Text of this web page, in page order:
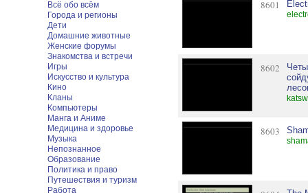
Всё обо всём
Города и регионы
Дети
Домашние животные
Женские форумы
Знакомства и встречи
Игры
Искусство и культура
Кино
Кланы
Компьютеры
Манга и Аниме
Медицина и здоровье
Музыка
Непознанное
Образование
Политика и право
Путешествия и туризм
Работа
8601
8602
8603